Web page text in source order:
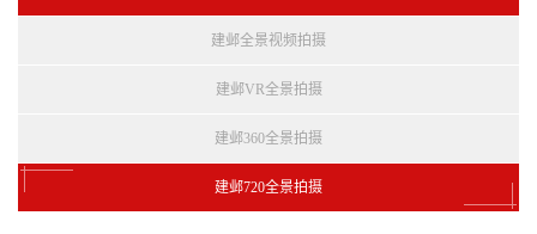
建邺全景视频拍摄
建邺VR全景拍摄
建邺360全景拍摄
建邺720全景拍摄